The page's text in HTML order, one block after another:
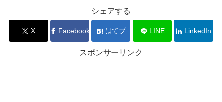
シェアする
X Facebook はてブ LINE LinkedIn
スポンサーリンク